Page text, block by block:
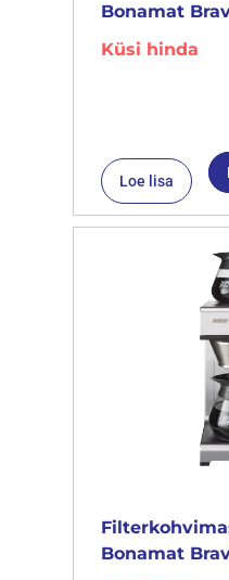
Bonamat
Küsi hinda
Loe lisa
Bonamat